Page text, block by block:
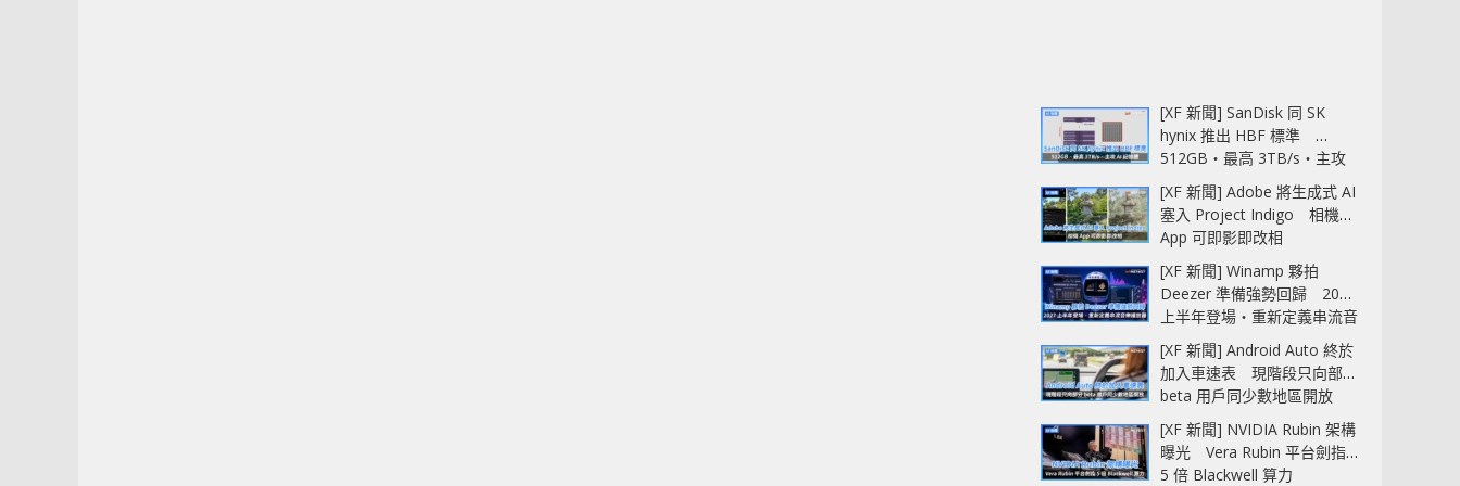
[XF 新聞] SanDisk 同 SK
hynix 推出 HBF 標準
512GB‧最高 3TB/s‧主攻
AI 記憶體
[XF 新聞] Adobe 將生成式 AI
塞入 Project Indigo 相機
App 可即影即改相
[XF 新聞] Winamp 夥拍
Deezer 準備強勢回歸 2027
上半年登場‧重新定義串流音
樂播放器
[XF 新聞] Android Auto 終於
加入車速表 現階段只向部分
beta 用戶同少數地區開放
[XF 新聞] NVIDIA Rubin 架構
曝光 Vera Rubin 平台劍指
5 倍 Blackwell 算力